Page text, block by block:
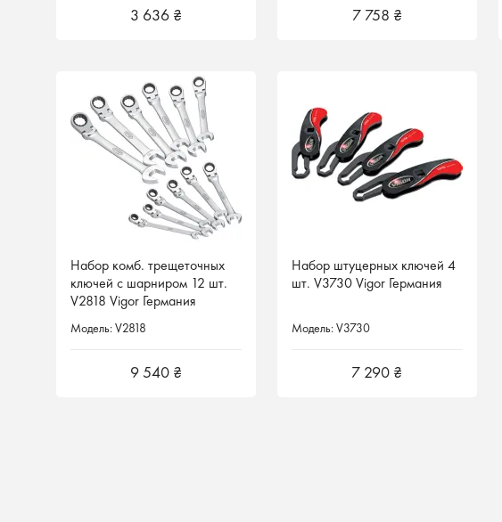
3 636 ₴
3 636 ₴ 7 758 ₴
7 758 ₴
Набор комб. трещеточных
ключей с шарниром 12 шт.
V2818 Vigor Германия
Модель: V2818
9 540 ₴
Набор штуцерных ключей 4
шт. V3730 Vigor Германия
Модель: V3730
7 290 ₴